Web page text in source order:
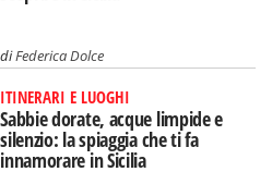
diFederica Dolce
ITINERARI E LUOGHI
Sabbie dorate, acque limpide e
silenzio: la spiaggia che ti fa
innamorare in Sicilia